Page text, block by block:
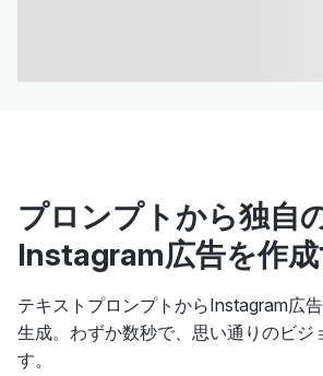
プロンプトから独自
Instagram広告を作
テキストプロンプトからInstagram広
生成。わずか数秒で、思い通りのビジ
す。